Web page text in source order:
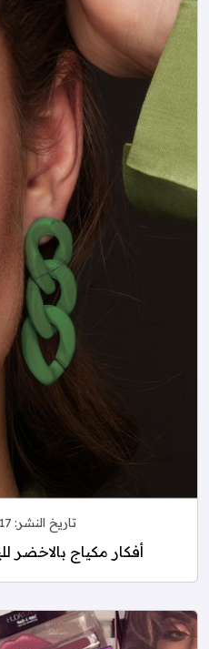
تاريخ النشر: 17 أيلول, 2025
أفكار مكياج بالاخضر